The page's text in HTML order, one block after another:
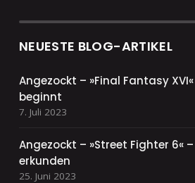
NEUESTE BLOG-ARTIKEL
Angezockt – »Final Fantasy
beginnt
7. Juli 2023
Angezockt – »Street Fighter 6«
erkunden
25. Juni 2023